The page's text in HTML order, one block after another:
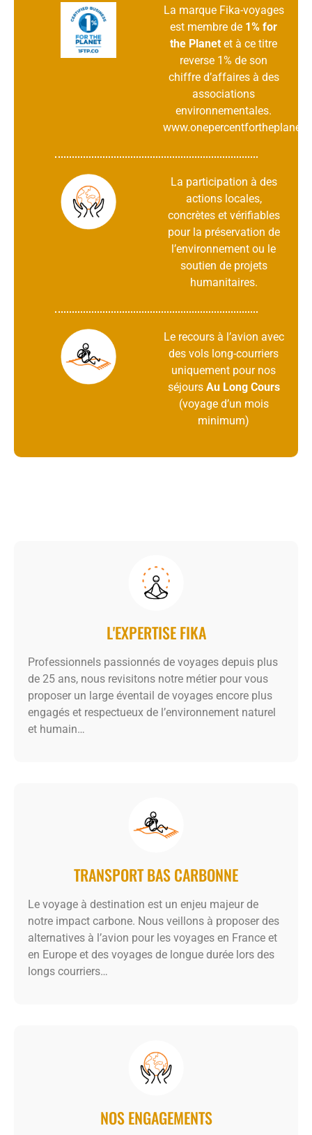
La marque Fika-voyages
est membre de 1% for
the Planet et à ce titre
reverse 1% de son
chiffre d’affaires à des
associations
environnementales.
La participation à des
actions locales,
concrètes et vérifiables
pour la préservation de
l’environnement ou le
soutien de projets
humanitaires.
Le recours à l’avion avec
des vols long-courriers
uniquement pour nos
séjours Au Long Cours
(voyage d’un mois
minimum)
L'EXPERTISE FIKA
Professionnels passionnés de voyages depuis plus
de 25 ans, nous revisitons notre métier pour vous
proposer un large éventail de voyages encore plus
engagés et respectueux de l’environnement naturel
et humain…
TRANSPORT BAS CARBONNE
Le voyage à destination est un enjeu majeur de
notre impact carbone. Nous veillons à proposer des
alternatives à l’avion pour les voyages en France et
en Europe et des voyages de longue durée lors des
longs courriers…
NOS ENGAGEMENTS